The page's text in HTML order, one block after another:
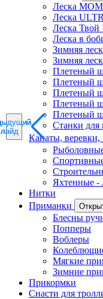
Леска
Леска
Леска Твой
Леска в
Зимняя
Зимняя
Плетеный
Плетеный
Плетеный
Плетеный
Плетеный
Станки для
Канаты,
Яхтенные -
Нитки
Приманки
Блесны
Попперы
Воблеры
Мягкие
Зимние
Прикормки
Снасти для